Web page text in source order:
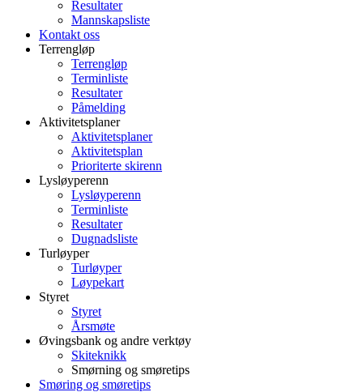
Resultater
Mannskapsliste
Kontakt oss
Terrengløp
Terrengløp
Terminliste
Resultater
Påmelding
Aktivitetsplaner
Aktivitetsplaner
Aktivitetsplan
Prioriterte skirenn
Lysløyperenn
Lysløyperenn
Terminliste
Resultater
Dugnadsliste
Turløyper
Turløyper
Løypekart
Styret
Styret
Årsmøte
Øvingsbank og andre verktøy
Skiteknikk
Smørning og smøretips
Smøring og smøretips